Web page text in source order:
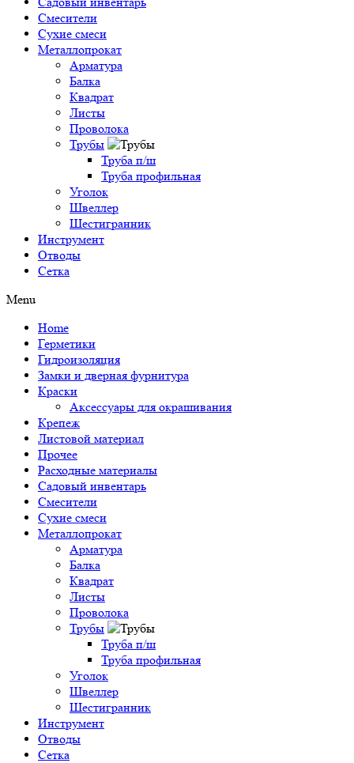
Смесители
Сухие смеси
Металлопрокат
Арматура
Балка
Квадрат
Листы
Проволока
Трубы
Труба п/ш
Труба профильная
Уголок
Швеллер
Шестигранник
Инструмент
Отводы
Сетка
Menu
Home
Герметики
Гидроизоляция
Замки и дверная фурнитура
Краски
Аксессуары для окрашивания
Крепеж
Листовой материал
Прочее
Расходные материалы
Садовый инвентарь
Смесители
Сухие смеси
Металлопрокат
Арматура
Балка
Квадрат
Листы
Проволока
Трубы
Труба п/ш
Труба профильная
Уголок
Швеллер
Шестигранник
Инструмент
Отводы
Сетка